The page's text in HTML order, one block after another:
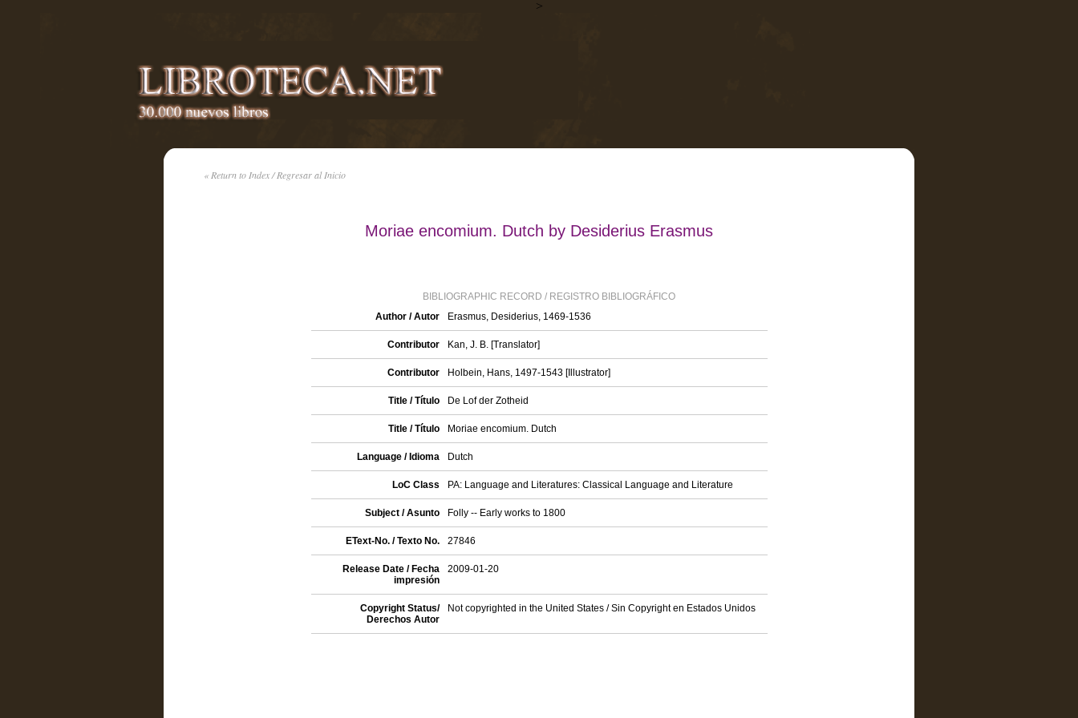
>
« Return to Index / Regresar al Inicio
Moriae encomium. Dutch by Desiderius Erasmus
BIBLIOGRAPHIC RECORD / REGISTRO BIBLIOGRÁFICO
Author / Autor
Erasmus, Desiderius, 1469-1536
Contributor Kan, J. B. [Translator]
Contributor Holbein, Hans, 1497-1543 [Illustrator]
Title / Título De Lof der Zotheid
Title / Título Moriae encomium. Dutch
Language / Idioma Dutch
LoC Class PA: Language and Literatures: Classical Language and Literature
Subject / Asunto Folly -- Early works to 1800
EText-No. / Texto No. 27846
Release Date / Fecha
impresión
2009-01-20
Copyright Status/
Derechos Autor
Not copyrighted in the United States / Sin Copyright en Estados Unidos